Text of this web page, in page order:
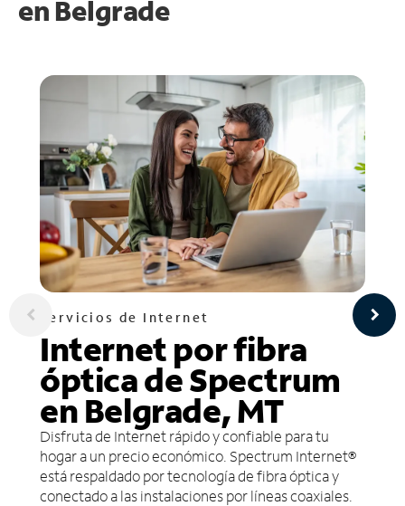
en Belgrade
Servicios de Internet
Internet por fibra
óptica de Spectrum
en Belgrade, MT
Disfruta de Internet rápido y confiable para tu
hogar a un precio económico. Spectrum Internet®
está respaldado por tecnología de fibra óptica y
conectado a las instalaciones por líneas coaxiales.